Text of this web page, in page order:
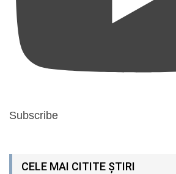
Subscribe
CELE MAI CITITE ȘTIRI